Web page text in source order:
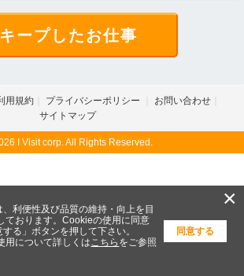
キープしたお仕事
用規約 プライバシーポリシー
お問い合わせ
サイトマップ
I Visit corp. All Rights Reserved.
×
利便性及び品質の維持・向上を目
ております。Cookieの使用に同意
る」ボタンを押して下さい。
用について詳しくは こちら をご参照
同意する